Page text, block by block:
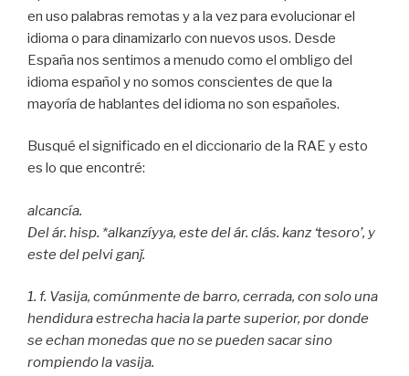
en uso palabras remotas y a la vez para evolucionar el
idioma o para dinamizarlo con nuevos usos. Desde
España nos sentimos a menudo como el ombligo del
idioma español y no somos conscientes de que la
mayoría de hablantes del idioma no son españoles.
Busqué el significado en el diccionario de la RAE y esto
es lo que encontré:
alcancía.
Del ár. hisp. *alkanzíyya, este del ár. clás. kanz ‘tesoro’, y
este del pelvi ganǰ.
1. f. Vasija, comúnmente de barro, cerrada, con solo una
hendidura estrecha hacia la parte superior, por donde
se echan monedas que no se pueden sacar sino
rompiendo la vasija.